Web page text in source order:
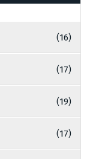
(16)
(17)
(19)
(17)